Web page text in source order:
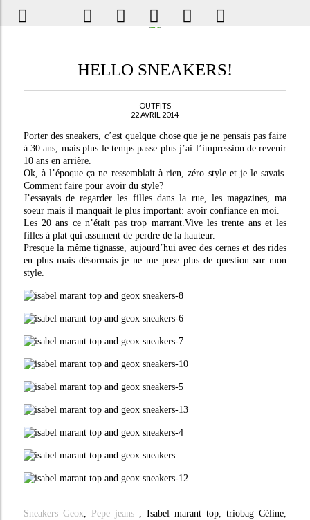
HELLO SNEAKERS!
OUTFITS
22 AVRIL 2014
Porter des sneakers, c’est quelque chose que je ne pensais pas faire
à 30 ans, mais plus le temps passe plus j’ai l’impression de revenir
10 ans en arrière.
Ok, à l’époque ça ne ressemblait à rien, zéro style et je le savais.
Comment faire pour avoir du style?
J’essayais de regarder les filles dans la rue, les magazines, ma
soeur mais il manquait le plus important: avoir confiance en moi.
Les 20 ans ce n’était pas trop marrant.Vive les trente ans et les
filles à plat qui assument de perdre de la hauteur.
Presque la même tignasse, aujourd’hui avec des cernes et des rides
en plus mais désormais je ne me pose plus de question sur mon
style.
Sneakers Geox, Pepe jeans , Isabel marant top, triobag Céline,